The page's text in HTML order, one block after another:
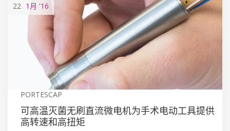
22 1月 '16
PORTESCAP
可高温灭菌无刷直流微电机为手术电动工具提供
高转速和高扭矩